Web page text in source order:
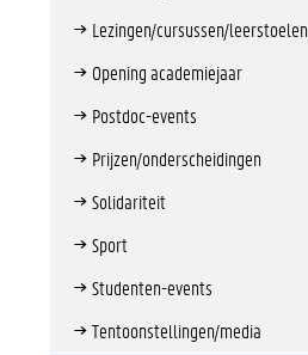
Lezingen/cursussen/leerstoelen
Opening academiejaar
Postdoc-events
Prijzen/onderscheidingen
Solidariteit
Sport
Studenten-events
Tentoonstellingen/media